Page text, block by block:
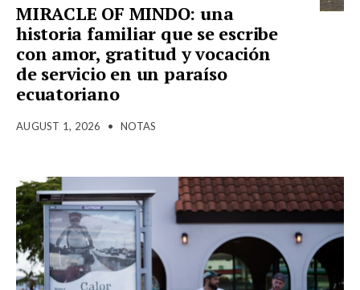
MIRACLE OF MINDO: una
historia familiar que se escribe
con amor, gratitud y vocación
de servicio en un paraíso
ecuatoriano
AUGUST 1, 2026 • NOTAS